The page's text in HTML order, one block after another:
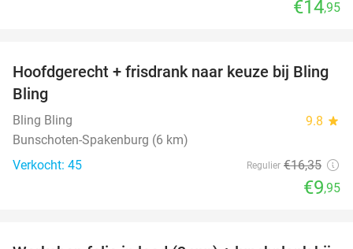
€14,95
39%
Hoofdgerecht + frisdrank naar keuze bij Bling
Bling
Bling Bling 9.8 star
Bunschoten-Spakenburg (6 km)
Verkocht: 45
Regulier €16,35
€9,95